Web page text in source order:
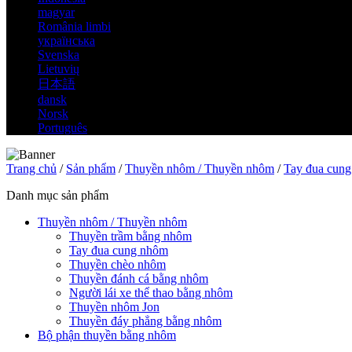
magyar
România limbi
українська
Svenska
Lietuvių
日本語
dansk
Norsk
Português
Trang chủ / Sản phẩm /Thuyền nhôm / Thuyền nhôm /Tay đua
Danh mục sản phẩm
Thuyền nhôm / Thuyền nhôm
Thuyền trầm bằng nhôm
Tay đua cung nhôm
Thuyền chèo nhôm
Thuyền đánh cá bằng nhôm
Người lái xe thể thao bằng nhôm
Thuyền nhôm Jon
Thuyền đáy phẳng bằng nhôm
Bộ phận thuyền bằng nhôm